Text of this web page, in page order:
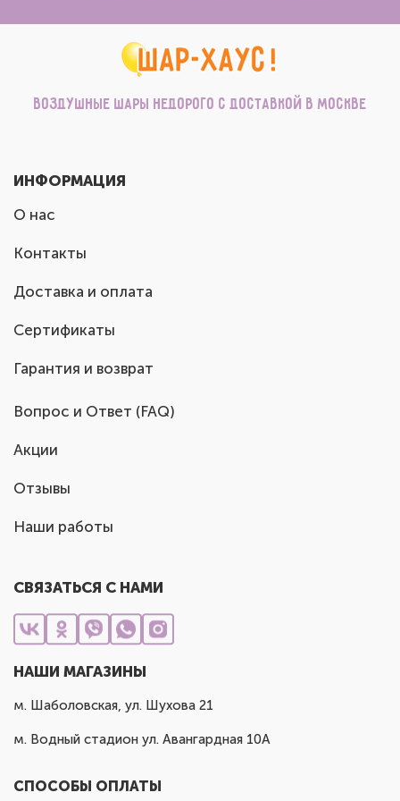
Воздушные шары недорого с доставкой в Москве
ИНФОРМАЦИЯ
О нас
Контакты
Доставка и оплата
Сертификаты
Гарантия и возврат
Вопрос и Ответ (FAQ)
Акции
Отзывы
Наши работы
СВЯЗАТЬСЯ С НАМИ
НАШИ МАГАЗИНЫ
м. Шаболовская, ул. Шухова 21
м. Водный стадион ул. Авангардная 10А
СПОСОБЫ ОПЛАТЫ